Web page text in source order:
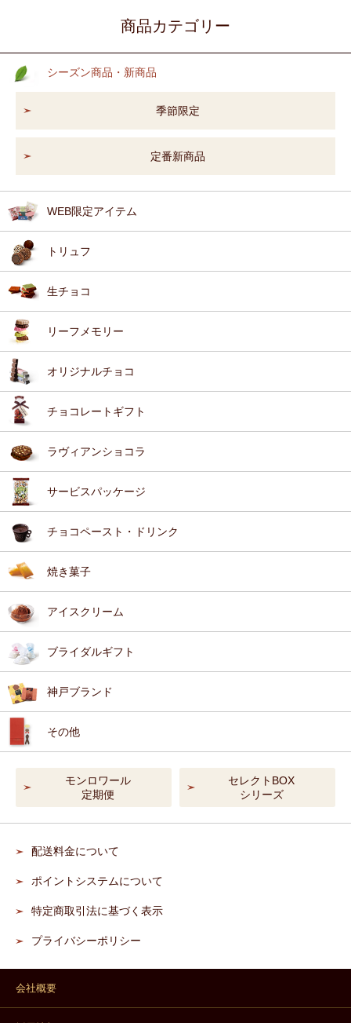
商品カテゴリー
シーズン商品・新商品
季節限定
定番新商品
WEB限定アイテム
トリュフ
生チョコ
リーフメモリー
オリジナルチョコ
チョコレートギフト
ラヴィアンショコラ
サービスパッケージ
チョコペースト・ドリンク
焼き菓子
アイスクリーム
ブライダルギフト
神戸ブランド
その他
モンロワール
定期便
セレクトBOX
シリーズ
配送料金について
ポイントシステムについて
特定商取引法に基づく表示
プライバシーポリシー
会社概要